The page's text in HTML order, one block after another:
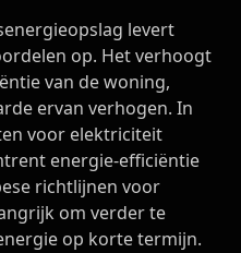
levert
op. Het verhoogt
van de woning,
ervan verhogen. In
voor elektriciteit
energie-efficiëntie
richtlijnen voor
om verder te
op korte termijn.